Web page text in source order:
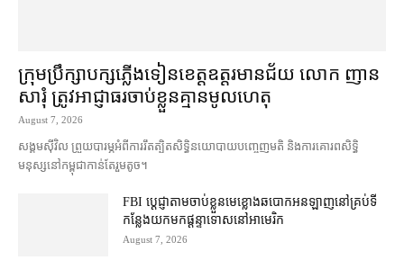
ក្រុមប្រឹក្សា​បក្ស​ភ្លើងទៀន​ខេត្ត​ឧត្ដរមានជ័យ លោក ញាន
សារុំ ត្រូវ​អាជ្ញាធរ​ចាប់ខ្លួន​គ្មាន​មូលហេតុ
August 7, 2026
សង្គម​ស៊ីវិល ព្រួយបារម្ភ​អំពី​ការ​រឹតត្បិត​សិទ្ធិ​នយោបាយ​បញ្ចេញមតិ និង​ការគោរព​សិទ្ធិ
មនុស្ស​នៅ​កម្ពុជា​កាន់តែ​រួម​តូច។
FBI ប្ដេជ្ញា​តាម​ចាប់ខ្លួន​មេខ្លោង​ឆបោក​អនឡាញ​នៅ​គ្រប់​ទី
កន្លែង​យក​មក​ផ្ដន្ទាទោស​នៅ​អាមេរិក
August 7, 2026